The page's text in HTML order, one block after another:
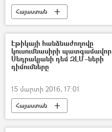
Հայաստան
Էթիկայի հանձնաժողովը
կուսումնասիրի պատգամավոր
Սեդրակյանի դեմ ԶԼՄ–ների
դիմումները
15 մարտի 2016, 17:01
Հայաստան